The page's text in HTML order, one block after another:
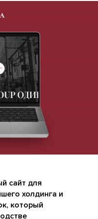
сайт для
холдинга и
который